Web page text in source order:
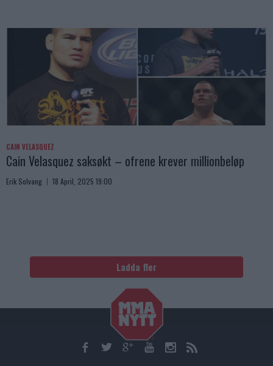
CAIN VELASQUEZ
Cain Velasquez saksøkt – ofrene krever millionbeløp
Erik Solvang 18 April, 2025 19:00
Ladda fler